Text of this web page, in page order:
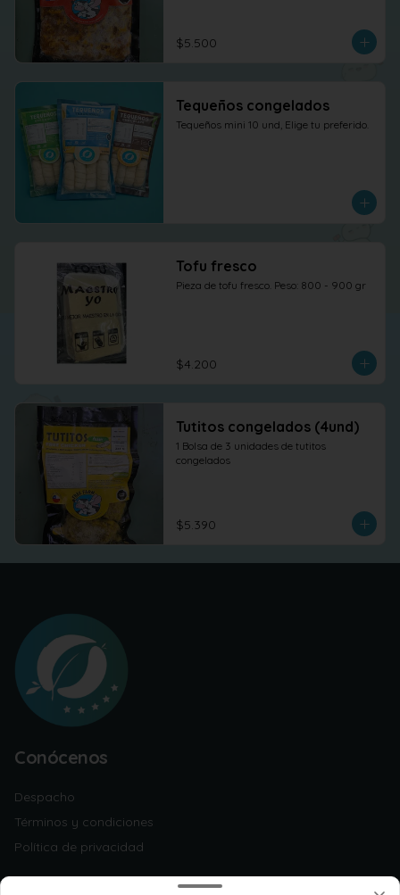
$5.500
Tequeños congelados
Tequeños mini 10 und, Elige tu preferido.
Tofu fresco
Pieza de tofu fresco. Peso: 800 - 900 gr
$4.200
Tutitos congelados (4und)
1 Bolsa de 3 unidades de tutitos
congelados
$5.390
Conócenos
Despacho
Términos y condiciones
Política de privacidad